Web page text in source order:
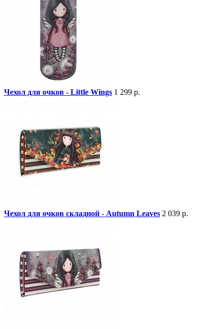
Чехол для очков - Little Wings 1 299 р.
Чехол для очков складной - Autumn Leaves 2 039 р.